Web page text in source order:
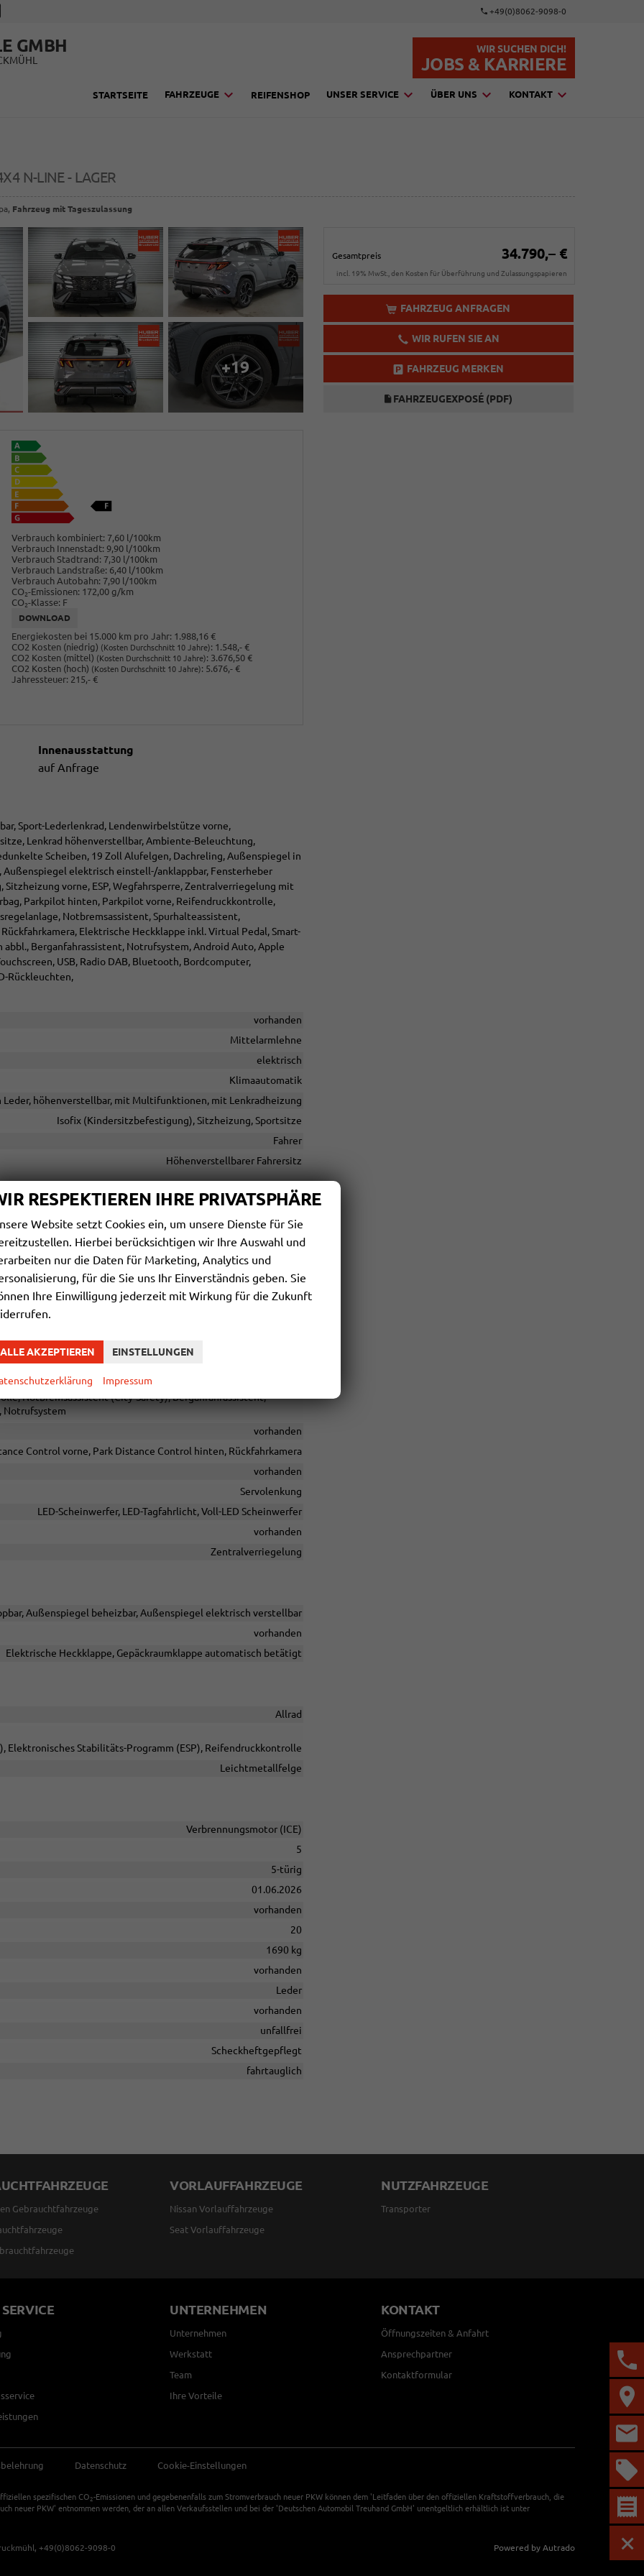
+49(0)8062-9098-0
GMBH WIR SUCHEN DICH!
JOBS & KARRIERE
STARTSEITE FAHRZEUGE REIFENSHOP UNSER SERVICE ÜBER UNS KONTAKT
N-LINE - LAGER
Fahrzeug mit Tageszulassung
Gesamtpreis 34.790,– €
incl. 19% MwSt., den Kosten für Überführung und Zulassungspapieren
FAHRZEUG ANFRAGEN
WIR RUFEN SIE AN
FAHRZEUG MERKEN
FAHRZEUGEXPOSÉ (PDF)
+19
Verbrauch kombiniert: 7,60 l/100km
Verbrauch Innenstadt: 9,90 l/100km
Verbrauch Stadtrand: 7,30 l/100km
Verbrauch Landstraße: 6,40 l/100km
Verbrauch Autobahn: 7,90 l/100km
CO2-Emissionen: 172,00 g/km
CO2-Klasse: F
DOWNLOAD
Energiekosten bei 15.000 km pro Jahr: 1.988,16 €
CO2 Kosten (niedrig) (Kosten Durchschnitt 10 Jahre): 1.548,- €
CO2 Kosten (mittel) (Kosten Durchschnitt 10 Jahre): 3.676,50 €
CO2 Kosten (hoch) (Kosten Durchschnitt 10 Jahre): 5.676,- €
Jahressteuer: 215,- €
Innenausstattung
auf Anfrage
Sport-Lederlenkrad, Lendenwirbelstütze vorne,
Lenkrad höhenverstellbar, Ambiente-Beleuchtung,
Scheiben, 19 Zoll Alufelgen, Dachreling, Außenspiegel in
Außenspiegel elektrisch einstell-/anklappbar, Fensterheber
vorne, ESP, Wegfahrsperre, Zentralverriegelung mit
Parkpilot hinten, Parkpilot vorne, Reifendruckkontrolle,
Notbremsassistent, Spurhalteassistent,
Elektrische Heckklappe inkl. Virtual Pedal, Smart-
Berganfahrassistent, Notrufsystem, Android Auto, Apple
USB, Radio DAB, Bluetooth, Bordcomputer,
Rückleuchten,
vorhanden
Mittelarmlehne
elektrisch
Klimaautomatik
Leder, höhenverstellbar, mit Multifunktionen, mit Lenkradheizung
Isofix (Kindersitzbefestigung), Sitzheizung, Sportsitze
Fahrer
Höhenverstellbarer Fahrersitz
USB, Digitalradio DAB, Android Auto, Apple CarPlay, Touchscreen
vorhanden
Navigation, Navigation per Audio
Bluetooth, Induktionsladen für Smartphones
vorhanden
Notbremsassistent (City-Safety), Berganfahrassistent,
Notrufsystem
vorhanden
Control vorne, Park Distance Control hinten, Rückfahrkamera
vorhanden
Servolenkung
LED-Scheinwerfer, LED-Tagfahrlicht, Voll-LED Scheinwerfer
vorhanden
Zentralverriegelung
Außenspiegel beheizbar, Außenspiegel elektrisch verstellbar
vorhanden
Elektrische Heckklappe, Gepäckraumklappe automatisch betätigt
Allrad
Elektronisches Stabilitäts-Programm (ESP), Reifendruckkontrolle
Leichtmetallfelge
Verbrennungsmotor (ICE)
5
5-türig
01.06.2026
vorhanden
20
1690 kg
vorhanden
Leder
vorhanden
unfallfrei
Scheckheftgepflegt
fahrtauglich
Gebrauchtfahrzeuge
VORLAUFFAHRZEUGE
Nissan Vorlauffahrzeuge
Seat Vorlauffahrzeuge
NUTZFAHRZEUGE
Transporter
UNTERNEHMEN
Unternehmen
Werkstatt
Team
Ihre Vorteile
KONTAKT
Öffnungszeiten & Anfahrt
Ansprechpartner
Kontaktformular
Datenschutz Cookie-Einstellungen
spezifischen CO 2-Emissionen und gegebenenfalls zum Stromverbrauch neuer PKW können dem 'Leitfaden über den offiziellen Kraftstoffverbrauch, die
neuer PKW' entnommen werden, der an allen Verkaufsstellen und bei der 'Deutschen Automobil Treuhand GmbH' unentgeltlich erhältlich ist unter
+49(0)8062-9098-0 Powered by Autrado
RESPEKTIEREN IHRE PRIVATSPHÄRE
Website setzt Cookies ein, um unsere Dienste für Sie
Hierbei berücksichtigen wir Ihre Auswahl und
nur die Daten für Marketing, Analytics und
für die Sie uns Ihr Einverständnis geben. Sie
Ihre Einwilligung jederzeit mit Wirkung für die Zukunft
ALLE AKZEPTIEREN EINSTELLUNGEN
Impressum